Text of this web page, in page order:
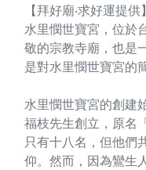
【拜好廟‧求好運提供】
水里憫世寶宮，位於
敬的宗教寺廟，也是
是對水里憫世寶宮的
水里憫世寶宮的創建
福枝先生創立，原名
只有十八名，但他們
仰。然而，因為鸞生